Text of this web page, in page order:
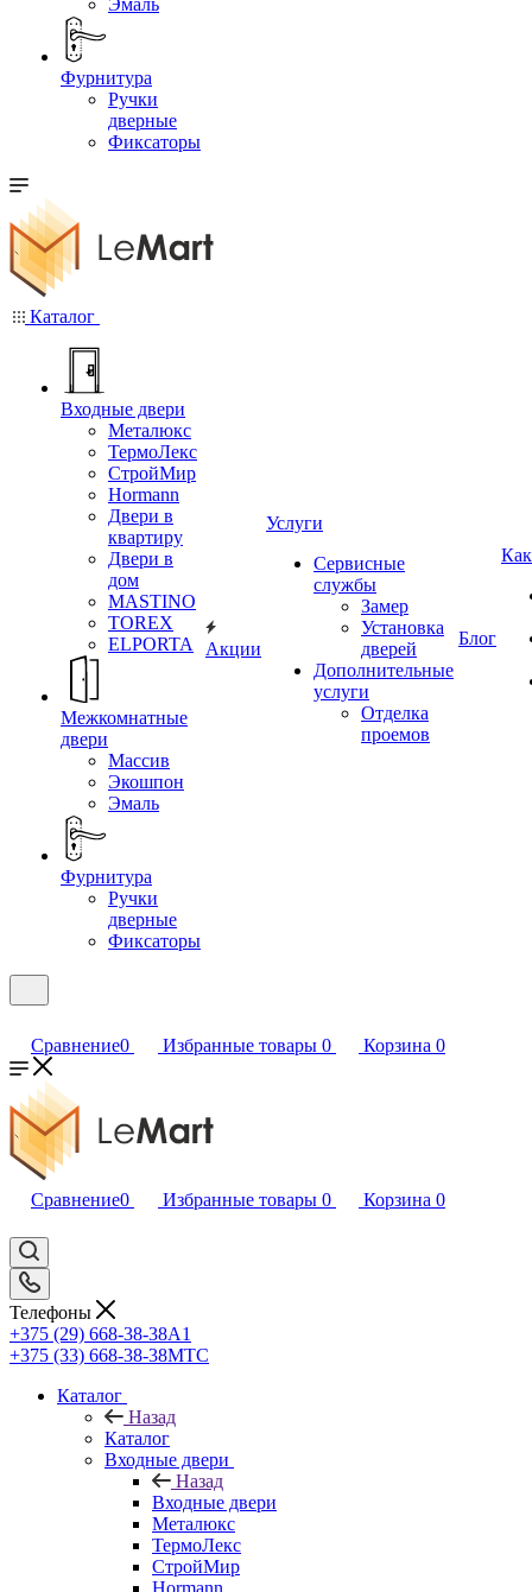
Эмаль
Фурнитура
Ручки
дверные
Фиксаторы
Каталог
Входные двери
Металюкс
ТермоЛекс
СтройМир
Hormann
Двери в
квартиру
Двери в
дом
MASTINO
TOREX
ELPORTA
Межкомнатные
двери
Массив
Экошпон
Эмаль
Фурнитура
Ручки
дверные
Фиксаторы
Акции
Услуги
Сервисные
службы
Замер
Установка
дверей
Дополнительные
услуги
Отделка
проемов
Блог
Сравнение0 Избранные товары 0 Корзина 0
Сравнение0 Избранные товары 0 Корзина 0
Телефоны
+375 (29) 668-38-38A1
+375 (33) 668-38-38МТС
Каталог
Назад
Каталог
Входные двери
Назад
Входные двери
Металюкс
ТермоЛекс
СтройМир
Hormann